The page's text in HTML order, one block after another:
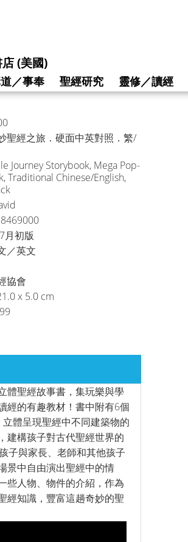
(美國)
／事奉 聖經研究 靈修／讀經
聖經之旅．硬面中英對照．繁/
Journey Storybook, Mega Pop-
Traditional Chinese/English,
月初版
／英文
協會
x 5.0 cm
體聖經故事書，集玩樂與學
經的有趣教材！書中附有6個
體呈現聖經中不同建築物的
建構孩子對古代聖經世界的
子與家長、老師和其他孩子
景中自由演出聖經中的情
些人物、物件的介紹，作為
經知識，豐富這趟奇妙的聖